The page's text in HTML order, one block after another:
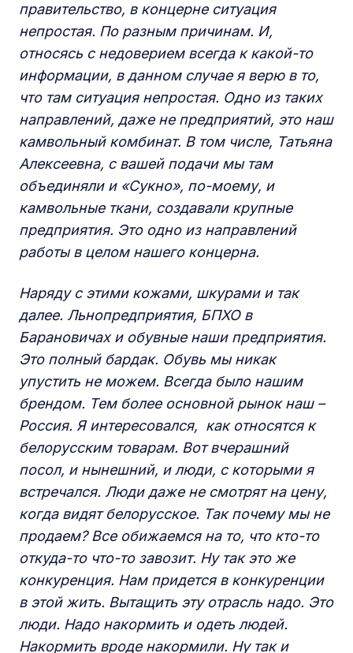
правительство, в концерне ситуация
непростая. По разным причинам. И,
относясь с недоверием всегда к какой-то
информации, в данном случае я верю в то,
что там ситуация непростая. Одно из таких
направлений, даже не предприятий, это наш
камвольный комбинат. В том числе, Татьяна
Алексеевна, с вашей подачи мы там
объединяли и «Сукно», по-моему, и
камвольные ткани, создавали крупные
предприятия. Это одно из направлений
работы в целом нашего концерна.
Наряду с этими кожами, шкурами и так
далее. Льнопредприятия, БПХО в
Барановичах и обувные наши предприятия.
Это полный бардак. Обувь мы никак
упустить не можем. Всегда было нашим
брендом. Тем более основной рынок наш –
Россия. Я интересовался, как относятся к
белорусским товарам. Вот вчерашний
посол, и нынешний, и люди, с которыми я
встречался. Люди даже не смотрят на цену,
когда видят белорусское. Так почему мы не
продаем? Все обижаемся на то, что кто-то
откуда-то что-то завозит. Ну так это же
конкуренция. Нам придется в конкуренции
в этой жить. Вытащить эту отрасль надо. Это
люди. Надо накормить и одеть людей.
Накормить вроде накормили. Ну так и